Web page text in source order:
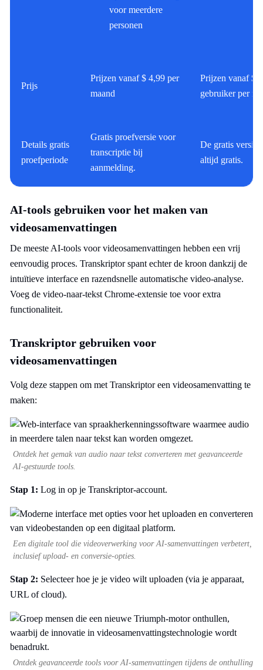
voor meerdere
personen
Prijs
Prijzen vanaf $ 4,99 per
maand
Prijzen vanaf $
gebruiker per
Details gratis
proefperiode
Gratis proefversie voor
transcriptie bij
aanmelding.
De gratis versie
altijd gratis.
AI-tools gebruiken voor het maken van
videosamenvattingen
De meeste AI-tools voor videosamenvattingen hebben een vrij
eenvoudig proces. Transkriptor spant echter de kroon dankzij de
intuïtieve interface en razendsnelle automatische video-analyse.
Voeg de video-naar-tekst Chrome-extensie toe voor extra
functionaliteit.
Transkriptor gebruiken voor
videosamenvattingen
Volg deze stappen om met Transkriptor een videosamenvatting te
maken:
Ontdek het gemak van audio naar tekst converteren met geavanceerde
AI-gestuurde tools.
Stap 1: Log in op je Transkriptor-account.
Een digitale tool die videoverwerking voor AI-samenvattingen verbetert,
inclusief upload- en conversie-opties.
Stap 2: Selecteer hoe je je video wilt uploaden (via je apparaat,
URL of cloud).
Ontdek geavanceerde tools voor AI-samenvattingen tijdens de onthulling